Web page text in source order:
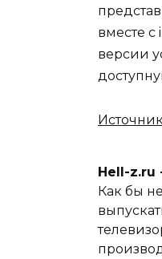
вместе
версии
Источник
Hell-z.ru
Как бы